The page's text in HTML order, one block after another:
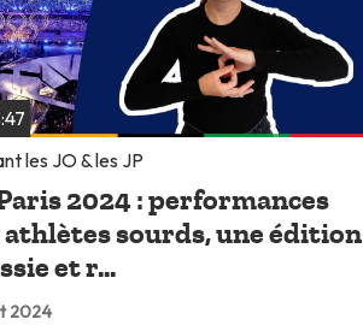
les JO & les JP
2024 : performances
athlètes sourds, une édition
et r...
2024